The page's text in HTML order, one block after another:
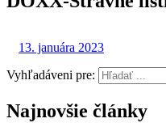
13. januára 2023
Vyhľadáveni pre:
Najnovšie články